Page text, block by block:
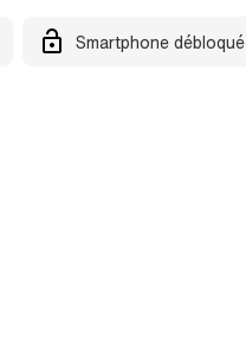
Smartphone débloqué